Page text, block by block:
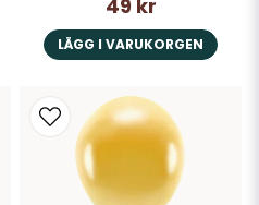
49 kr
LÄGG I VARUKORGEN